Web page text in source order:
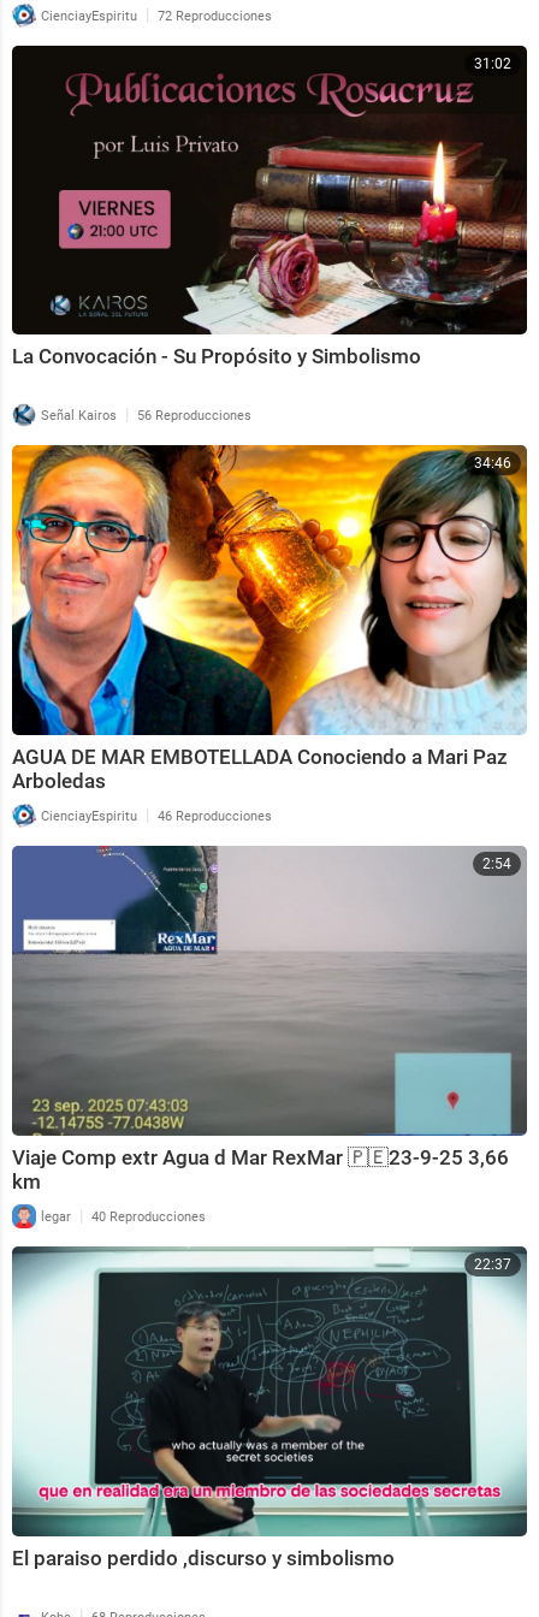
CienciayEspiritu | 72 Reproducciones
31:02
La Convocación - Su Propósito y Simbolismo
Señal Kairos | 56 Reproducciones
34:46
AGUA DE MAR EMBOTELLADA Conociendo a Mari Paz
Arboledas
CienciayEspiritu | 46 Reproducciones
2:54
Viaje Comp extr Agua d Mar RexMar 🇵🇪23-9-25 3,66
km
legar | 40 Reproducciones
22:37
El paraiso perdido ,discurso y simbolismo